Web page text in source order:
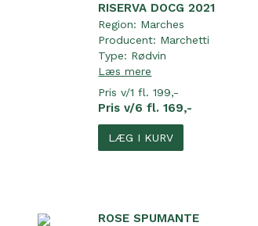
RISERVA DOCG 2021
Region: Marches
Producent: Marchetti
Type: Rødvin
Læs mere
Pris v/1 fl. 199,-
Pris v/6 fl. 169,-
LÆG I KURV
ROSE SPUMANTE